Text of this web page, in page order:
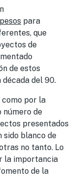
para
que
de
de estos
del 90.
como por la
número de
presentados
sido blanco de
no tanto. Lo
la importancia
de la